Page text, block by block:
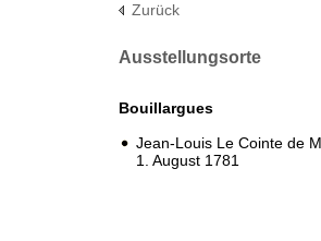
Zurück
Ausstellungsorte
Bouillargues
Jean-Louis Le Cointe de
1. August 1781